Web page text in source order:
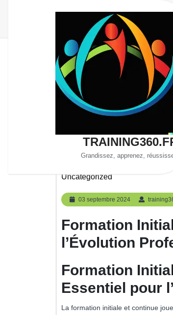
Grandissez, apprenez,
Uncategorized
03 septembre 2024
03
septembre
Formation
l’Évolution
Formation
Essentiel pour
La formation initiale et continue